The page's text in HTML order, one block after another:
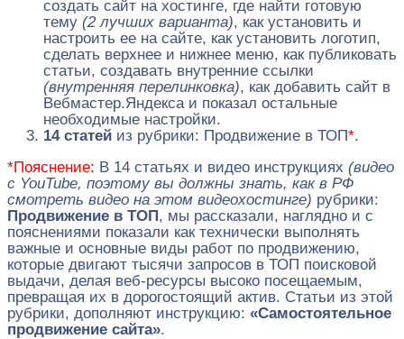
создать сайт на хостинге, где найти готовую
тему (2 лучших варианта), как установить и
настроить ее на сайте, как установить логотип,
сделать верхнее и нижнее меню, как публиковать
статьи, создавать внутренние ссылки
(внутренняя перелинковка), как добавить сайт в
Вебмастер.Яндекса и показал остальные
необходимые настройки.
14 статей из рубрики: Продвижение в ТОП*.
*Пояснение: В 14 статьях и видео инструкциях (видео
с YouTube, поэтому вы должны знать, как в РФ
смотреть видео на этом видеохостинге) рубрики:
Продвижение в ТОП, мы рассказали, наглядно и с
пояснениями показали как технически выполнять
важные и основные виды работ по продвижению,
которые двигают тысячи запросов в ТОП поисковой
выдачи, делая веб-ресурсы высоко посещаемым,
превращая их в дорогостоящий актив. Статьи из этой
рубрики, дополняют инструкцию: «Самостоятельное
продвижение сайта».